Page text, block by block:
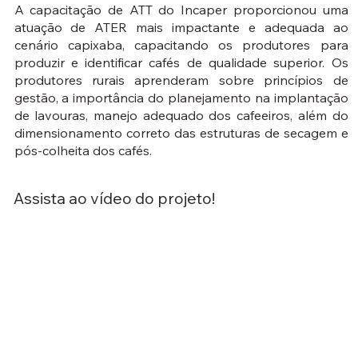
A capacitação de ATT do Incaper proporcionou uma
atuação de ATER mais impactante e adequada ao
cenário capixaba, capacitando os produtores para
produzir e identificar cafés de qualidade superior. Os
produtores rurais aprenderam sobre princípios de
gestão, a importância do planejamento na implantação
de lavouras, manejo adequado dos cafeeiros, além do
dimensionamento correto das estruturas de secagem e
pós-colheita dos cafés.
Assista ao vídeo do projeto!